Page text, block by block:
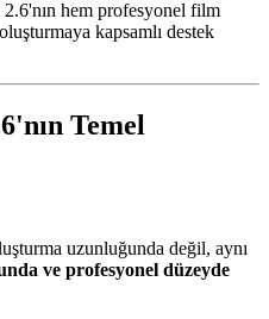
2.6'nın hem profesyonel film
kapsamlı destek
Temel
uzunluğunda değil, aynı
ve profesyonel düzeyde